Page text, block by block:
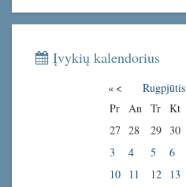
Įvykių kalendorius
« < Rugpjūtis
Pr
An Tr Kt
27 28 29 30
3
4 5 6
10
11 12 13